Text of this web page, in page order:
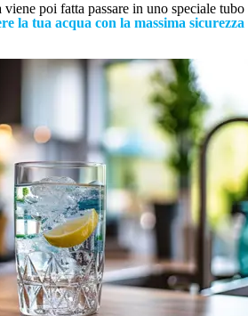
viene poi fatta passare in uno speciale
la tua acqua con la massima sicurezza